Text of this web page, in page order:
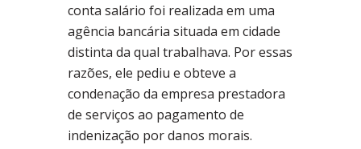
conta salário foi realizada em uma
agência bancária situada em cidade
distinta da qual trabalhava. Por essas
razões, ele pediu e obteve a
condenação da empresa prestadora
de serviços ao pagamento de
indenização por danos morais.